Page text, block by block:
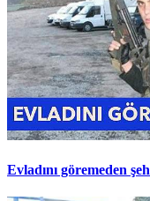
Evladını göremeden